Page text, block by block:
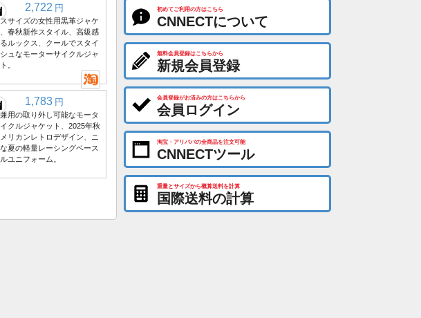
2,722 円
サイズの女性用黒革ジャケ
春秋新作スタイル、高級感
ルックス、クールでスタイ
ュなモーターサイクルジャ
。
1,783 円
用の取り外し可能なモータ
クルジャケット、2025年秋
リカンレトロデザイン、ニ
夏の軽量レーシングベース
ユニフォーム。
初めてご利用の方はこちら
CNNECTについて
無料会員登録はこちらから
新規会員登録
会員登録がお済みの方はこちらから
会員ログイン
淘宝・アリババの全商品を注文可能
CNNECTツール
重量とサイズから概算送料を計算
国際送料の計算